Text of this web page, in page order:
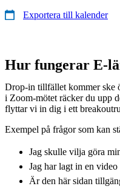
Exportera till kalender
Hur fungerar E-
Drop-in tillfället kommer ske
i Zoom-mötet räcker du upp
flyttar vi in dig i ett
Exempel på frågor som kan
Jag skulle vilja göra
Jag har lagt in en
Är den här sidan